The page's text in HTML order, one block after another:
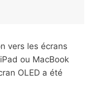
vers les écrans
ou MacBook
OLED a été